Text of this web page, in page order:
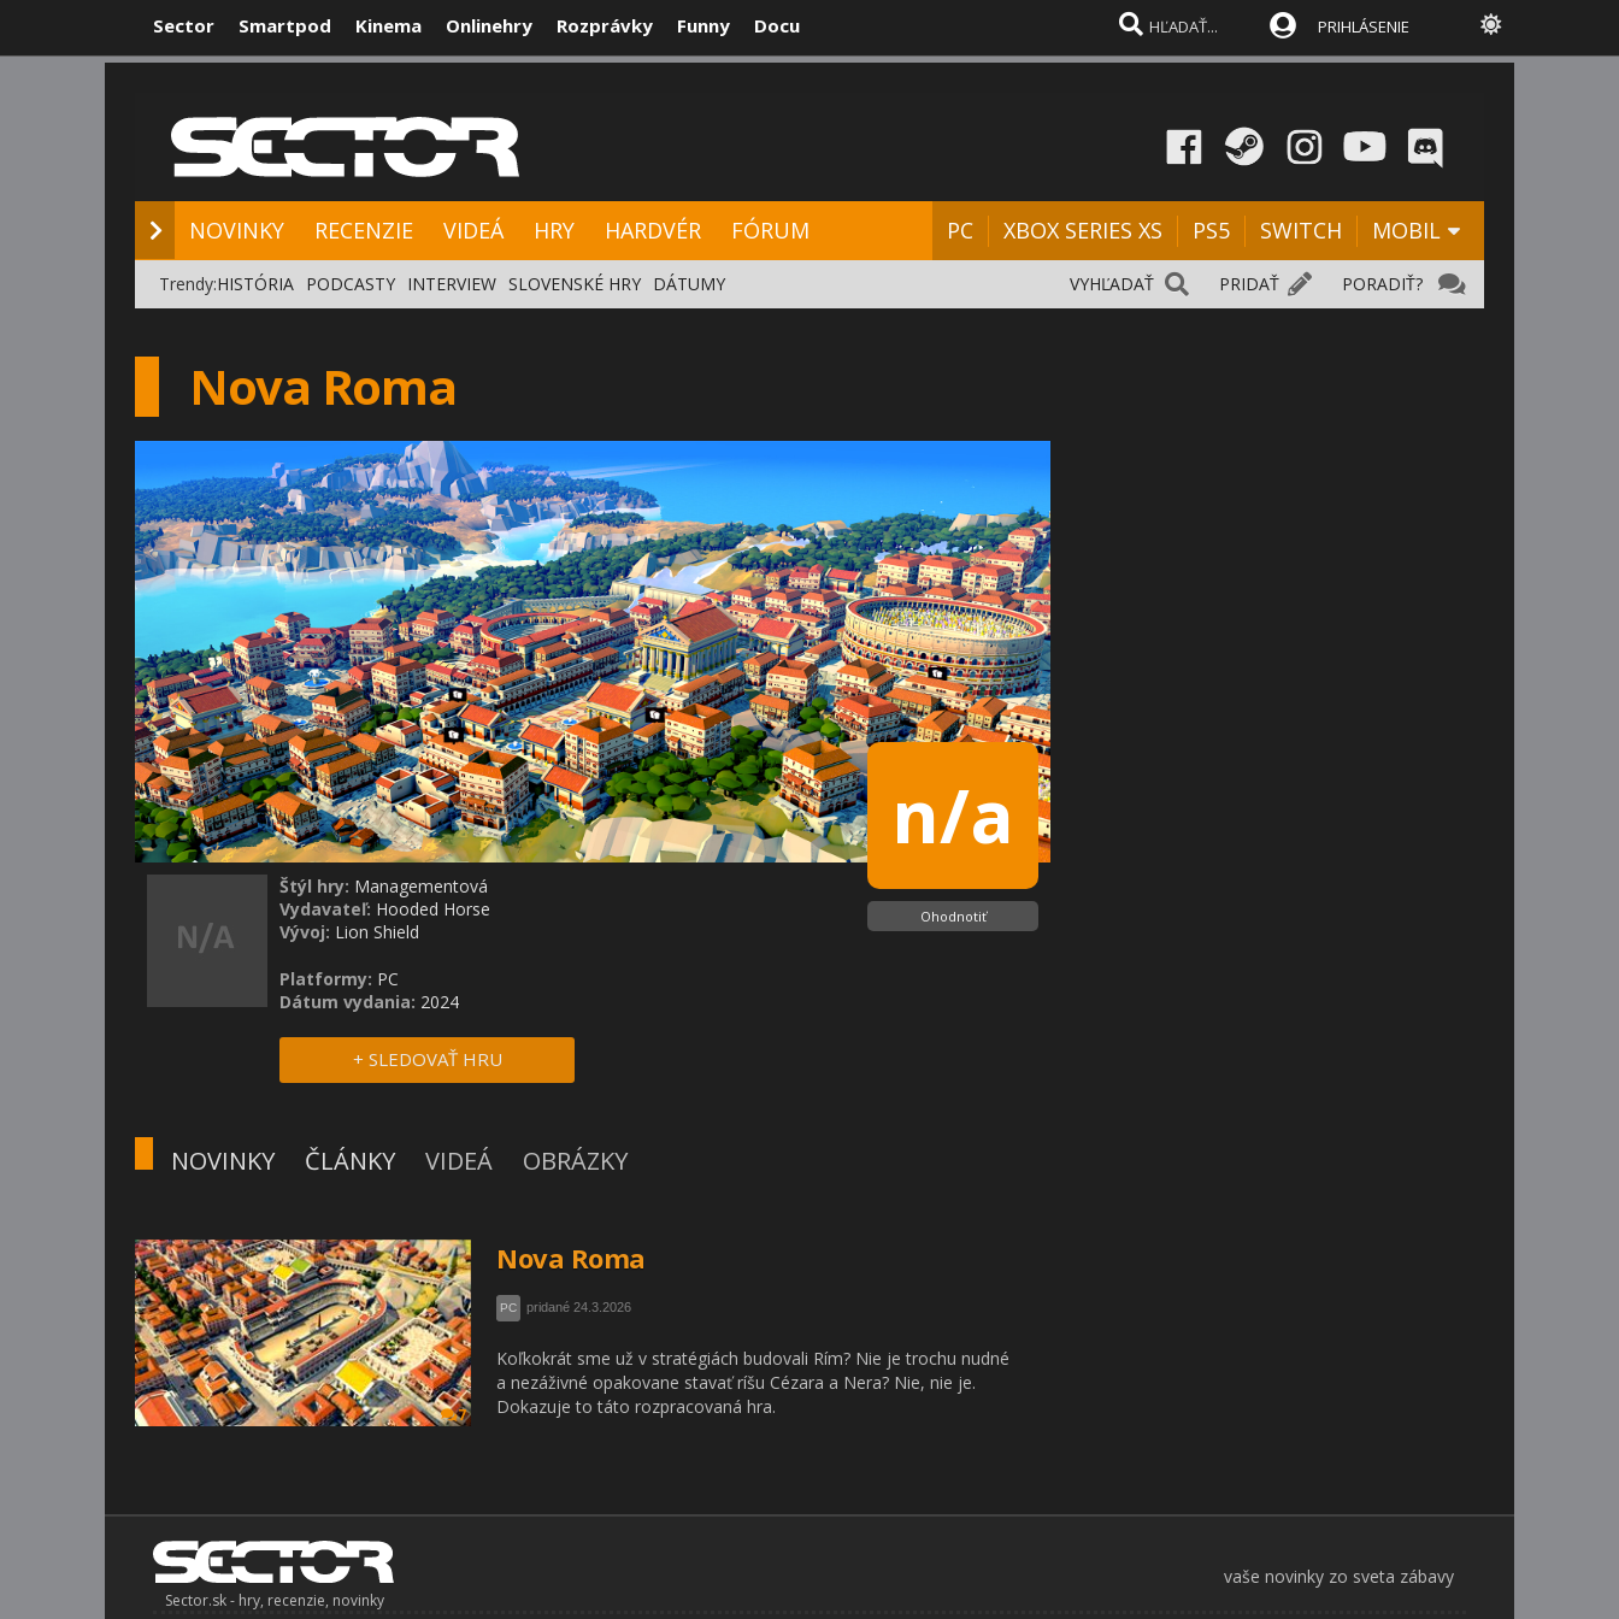
Sector Smartpod Kinema Onlinehry Rozprávky Funny Docu PRIHLÁSENIE
NOVINKY RECENZIE VIDEÁ HRY HARDVÉR FÓRUM PC XBOX SERIES XS PS5 SWITCH MOBIL
PORADIŤ?
PRIDAŤ
VYHĽADAŤ
Trendy:HISTÓRIA PODCASTY INTERVIEW SLOVENSKÉ HRY DÁTUMY
Nova Roma
n/a
Ohodnotiť
Štýl hry: Managementová
Vydavateľ: Hooded Horse
Vývoj: Lion Shield
Platformy: PC
Dátum vydania: 2024
+ SLEDOVAŤ HRU
NOVINKY ČLÁNKY VIDEÁ OBRÁZKY
7
Nova Roma
PC pridané 24.3.2026
Koľkokrát sme už v stratégiách budovali Rím? Nie je trochu nudné
a nezáživné opakovane stavať ríšu Cézara a Nera? Nie, nie je.
Dokazuje to táto rozpracovaná hra.
vaše novinky zo sveta zábavy
Sector.sk - hry, recenzie, novinky